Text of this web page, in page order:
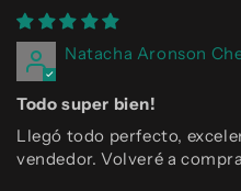
Natacha Aronson
Todo super bien!
Llegó todo perfecto,
vendedor. Volveré a